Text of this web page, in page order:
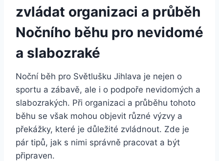
zvládat organizaci a průběh
Nočního běhu pro nevidomé
a slabozraké
Noční běh pro Světlušku Jihlava je nejen o
‌sportu a zábavě, ale i o podpoře nevidomých a
slabozrakých. ‍Při organizaci a průběhu tohoto​
běhu se‍ však ⁢mohou‌ objevit různé výzvy a
překážky, které je důležité zvládnout.​ Zde je
pár tipů, jak s nimi správně pracovat a ⁤být
připraven.